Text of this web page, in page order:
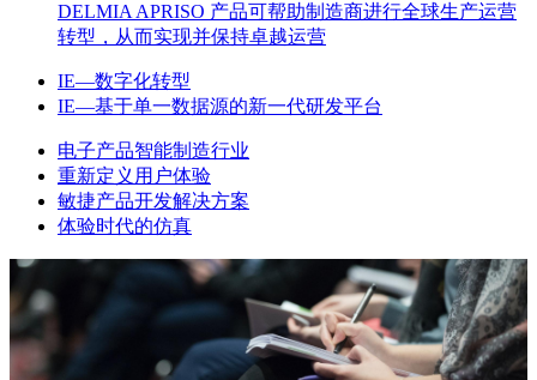
DELMIA APRISO 产品可帮助制造商进行全球生产运营
转型，从而实现并保持卓越运营
IE—数字化转型
IE—基于单一数据源的新一代研发平台
电子产品智能制造行业
重新定义用户体验
敏捷产品开发解决方案
体验时代的仿真